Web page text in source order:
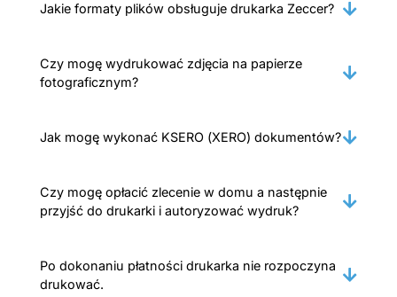
Jakie formaty plików obsługuje drukarka Zeccer?
Czy mogę wydrukować zdjęcia na papierze
fotograficznym?
Jak mogę wykonać KSERO (XERO) dokumentów?
Czy mogę opłacić zlecenie w domu a następnie
przyjść do drukarki i autoryzować wydruk?
Po dokonaniu płatności drukarka nie rozpoczyna
drukować.